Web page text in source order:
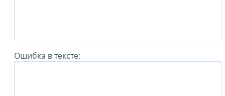
Ошибка в тексте: